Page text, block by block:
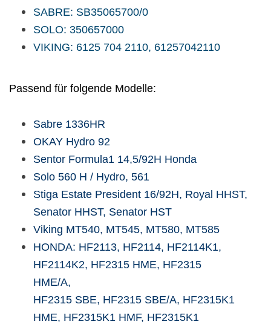
SABRE: SB35065700/0
SOLO: 350657000
VIKING: 6125 704 2110, 61257042110
Passend für folgende Modelle:
Sabre 1336HR
OKAY Hydro 92
Sentor Formula1 14,5/92H Honda
Solo 560 H / Hydro, 561
Stiga Estate President 16/92H, Royal HHST,
Senator HHST, Senator HST
Viking MT540, MT545, MT580, MT585
HONDA: HF2113, HF2114, HF2114K1,
HF2114K2, HF2315 HME, HF2315
HME/A,
HF2315 SBE, HF2315 SBE/A, HF2315K1
HME, HF2315K1 HMF, HF2315K1